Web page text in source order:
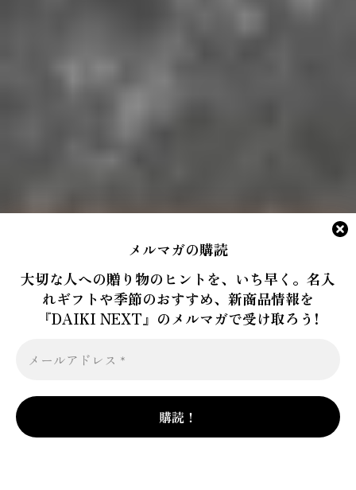
メルマガの購読
大切な人への贈り物のヒントを、いち早く。名入
れギフトや季節のおすすめ、新商品情報を
『DAIKI NEXT』のメルマガで受け取ろう!